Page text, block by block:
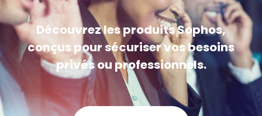
Découvrez les produits Sophos,
conçus pour sécuriser vos besoins
privés ou professionnels.